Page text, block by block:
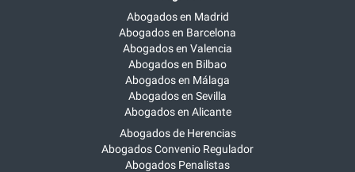
Abogados en Madrid
Abogados en Barcelona
Abogados en Valencia
Abogados en Bilbao
Abogados en Málaga
Abogados en Sevilla
Abogados en Alicante
Abogados de Herencias
Abogados Convenio Regulador
Abogados Penalistas